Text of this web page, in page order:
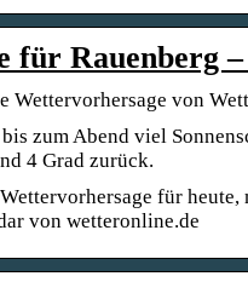
für Rauenberg
Wettervorhersage von
zum Abend viel
4 Grad zurück.
für
von wetteronline.de